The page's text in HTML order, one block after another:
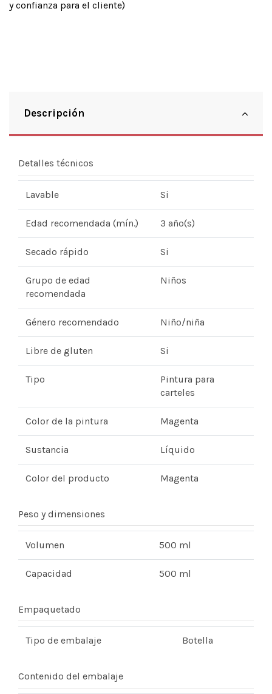
y confianza para el cliente)
Descripción
Detalles técnicos
Lavable Si
Edad recomendada (mín.) 3 año(s)
Secado rápido Si
Grupo de edad
recomendada
Niños
Género recomendado Niño/niña
Libre de gluten Si
Tipo
Pintura para
carteles
Color de la pintura Magenta
Sustancia Líquido
Color del producto Magenta
Peso y dimensiones
Volumen 500 ml
Capacidad 500 ml
Empaquetado
Tipo de embalaje Botella
Contenido del embalaje